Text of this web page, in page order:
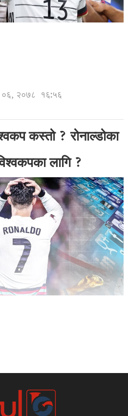
०६, २०७८ १६:५६
कस्तो ? रोनाल्डोका
लागि ?